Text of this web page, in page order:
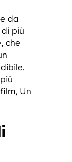
da
più
che
Un